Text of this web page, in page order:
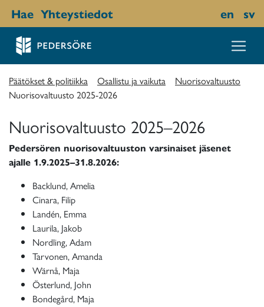
Hae Yhteystiedot en sv
Päätökset & politiikka Osallistu ja vaikuta
Nuorisovaltuusto
Nuorisovaltuusto 2025-2026
Nuorisovaltuusto 2025–2026
Pedersören nuorisovaltuuston varsinaiset jäsenet
ajalle 1.9.2025–31.8.2026:
Backlund, Amelia
Cinara, Filip
Landén, Emma
Laurila, Jakob
Nordling, Adam
Tarvonen, Amanda
Wärnå, Maja
Österlund, John
Bondegård, Maja